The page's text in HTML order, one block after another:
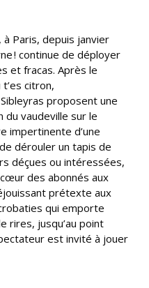
Paris, depuis janvier
! continue de déployer
et fracas. Après le
citron,
proposent une
du vaudeville sur le
impertinente d’une
dérouler un tapis de
déçues ou intéressées,
des abonnés aux
prétexte aux
qui emporte
rires, jusqu’au point
est invité à jouer